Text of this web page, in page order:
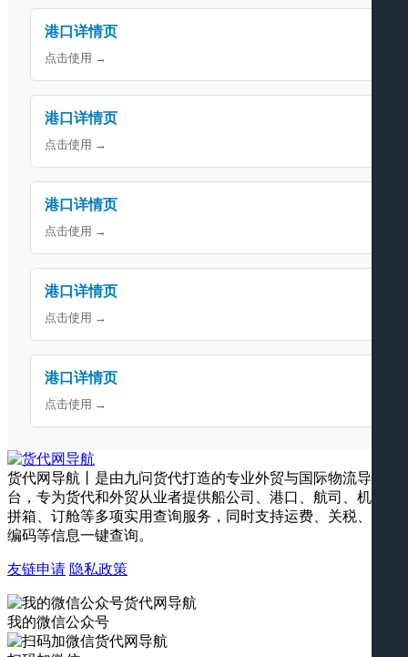
港口详情页
点击使用 →
港口详情页
点击使用 →
港口详情页
点击使用 →
港口详情页
点击使用 →
港口详情页
点击使用 →
货代网导航丨是由九问货代打造的专业外贸与国际物流导航平
台，专为货代和外贸从业者提供船公司、港口、航司、机场、
拼箱、订舱等多项实用查询服务，同时支持运费、关税、海关
编码等信息一键查询。
友链申请 隐私政策
我的微信公众号